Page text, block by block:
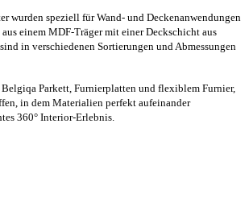
wurden speziell für Wand- und Deckenanwendungen
einem MDF-Träger mit einer Deckschicht aus
in verschiedenen Sortierungen und Abmessungen
Parkett, Furnierplatten und flexiblem Furnier,
in dem Materialien perfekt aufeinander
360° Interior-Erlebnis.